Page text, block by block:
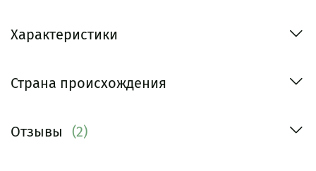
Характеристики
Страна происхождения
Отзывы (2)